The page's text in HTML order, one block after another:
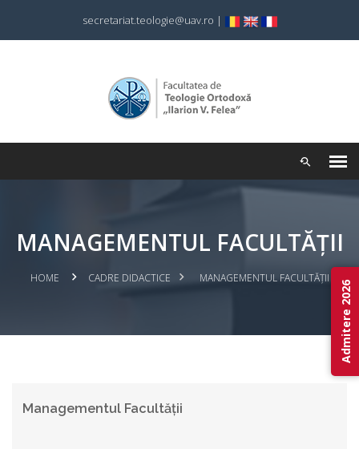
secretariat.teologie@uav.ro |
MANAGEMENTUL FACULTĂȚII
HOME CADRE DIDACTICE MANAGEMENTUL FACULTĂȚII
Managementul Facultății
Admitere 2026